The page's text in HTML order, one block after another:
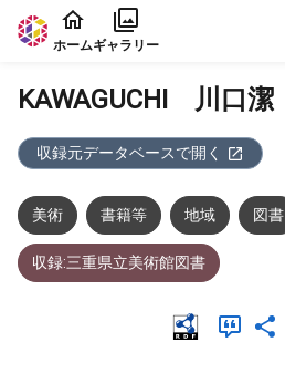
本文に飛ぶ
ホームギャラリー
KAWAGUCHI 川口潔
収録元データベースで開く
美術 書籍等 地域 図書
収録:三重県立美術館図書